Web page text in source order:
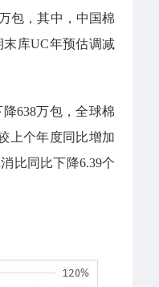
包，其中，中国棉
库UC年预估调减
638万包，全球棉
上个年度同比增加
比同比下降6.39个